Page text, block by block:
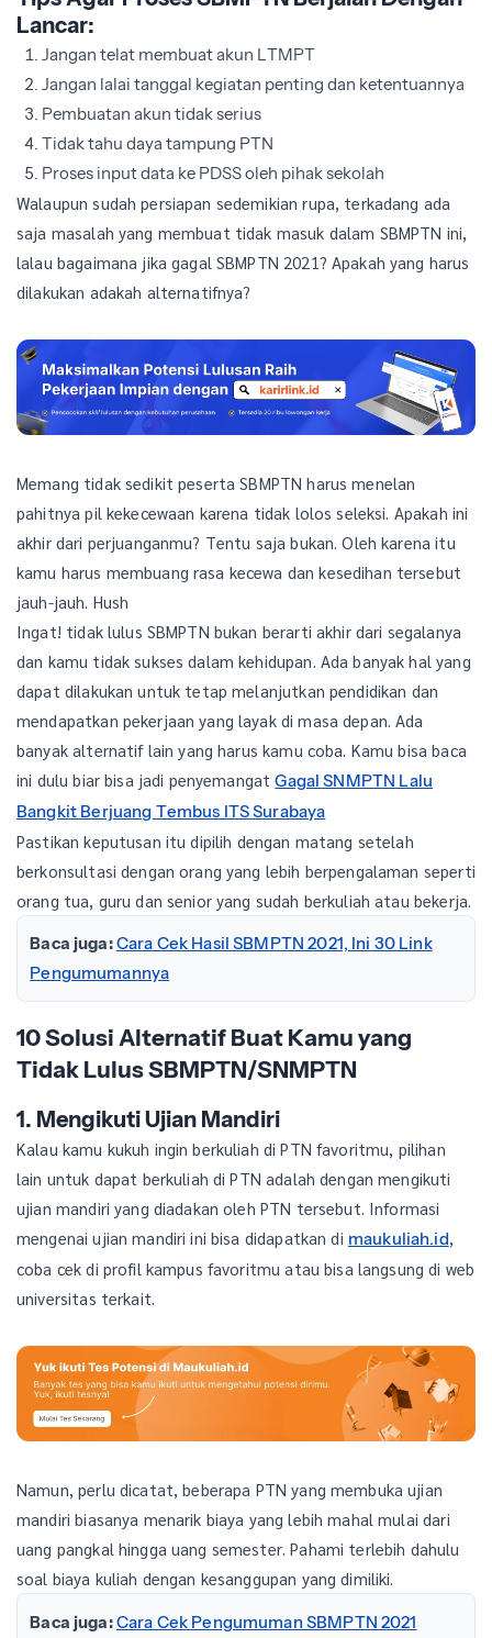
Lancar:
Jangan telat membuat akun LTMPT
Jangan lalai tanggal kegiatan penting dan ketentuannya
Pembuatan akun tidak serius
Tidak tahu daya tampung PTN
Proses input data ke PDSS oleh pihak sekolah
Walaupun sudah persiapan sedemikian rupa, terkadang ada
saja masalah yang membuat tidak masuk dalam SBMPTN ini,
lalau bagaimana jika gagal SBMPTN 2021? Apakah yang harus
dilakukan adakah alternatifnya?
Memang tidak sedikit peserta SBMPTN harus menelan
pahitnya pil kekecewaan karena tidak lolos seleksi. Apakah ini
akhir dari perjuanganmu? Tentu saja bukan. Oleh karena itu
kamu harus membuang rasa kecewa dan kesedihan tersebut
jauh-jauh. Hush
Ingat! tidak lulus SBMPTN bukan berarti akhir dari segalanya
dan kamu tidak sukses dalam kehidupan. Ada banyak hal yang
dapat dilakukan untuk tetap melanjutkan pendidikan dan
mendapatkan pekerjaan yang layak di masa depan. Ada
banyak alternatif lain yang harus kamu coba. Kamu bisa baca
ini dulu biar bisa jadi penyemangatGagal SNMPTN Lalu
Bangkit Berjuang Tembus ITS Surabaya
Pastikan keputusan itu dipilih dengan matang setelah
berkonsultasi dengan orang yang lebih berpengalaman seperti
orang tua, guru dan senior yang sudah berkuliah atau bekerja.
Baca juga:Cara Cek Hasil SBMPTN 2021, Ini 30 Link
Pengumumannya
10 Solusi Alternatif Buat Kamu yang
Tidak Lulus SBMPTN/SNMPTN
1. Mengikuti Ujian Mandiri
Kalau kamu kukuh ingin berkuliah di PTN favoritmu, pilihan
lain untuk dapat berkuliah di PTN adalah dengan mengikuti
ujian mandiri yang diadakan oleh PTN tersebut. Informasi
mengenai ujian mandiri ini bisa didapatkan di maukuliah.id,
coba cek di profil kampus favoritmu atau bisa langsung di web
universitas terkait.
Namun, perlu dicatat, beberapa PTN yang membuka ujian
mandiri biasanya menarik biaya yang lebih mahal mulai dari
uang pangkal hingga uang semester. Pahami terlebih dahulu
soal biaya kuliah dengan kesanggupan yang dimiliki.
Baca juga:Cara Cek Pengumuman SBMPTN 2021